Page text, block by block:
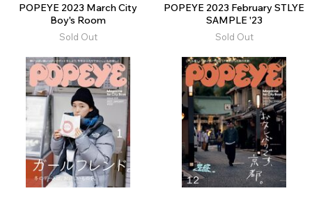
POPEYE 2023 March City
Boy's Room
Sold Out
POPEYE 2023 February STLYE
SAMPLE '23
Sold Out